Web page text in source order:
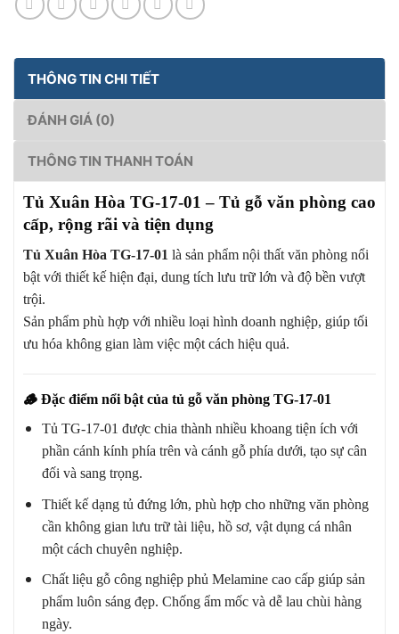
THÔNG TIN CHI TIẾT
ĐÁNH GIÁ (0)
THÔNG TIN THANH TOÁN
Tủ Xuân Hòa TG-17-01 – Tủ gỗ văn phòng cao
cấp, rộng rãi và tiện dụng
Tủ Xuân Hòa TG-17-01 là sản phẩm nội thất văn phòng nổi
bật với thiết kế hiện đại, dung tích lưu trữ lớn và độ bền vượt
trội.
Sản phẩm phù hợp với nhiều loại hình doanh nghiệp, giúp tối
ưu hóa không gian làm việc một cách hiệu quả.
🪵 Đặc điểm nổi bật của tủ gỗ văn phòng TG-17-01
Tủ TG-17-01 được chia thành nhiều khoang tiện ích với
phần cánh kính phía trên và cánh gỗ phía dưới, tạo sự cân
đối và sang trọng.
Thiết kế dạng tủ đứng lớn, phù hợp cho những văn phòng
cần không gian lưu trữ tài liệu, hồ sơ, vật dụng cá nhân
một cách chuyên nghiệp.
Chất liệu gỗ công nghiệp phủ Melamine cao cấp giúp sản
phẩm luôn sáng đẹp. Chống ẩm mốc và dễ lau chùi hàng
ngày.